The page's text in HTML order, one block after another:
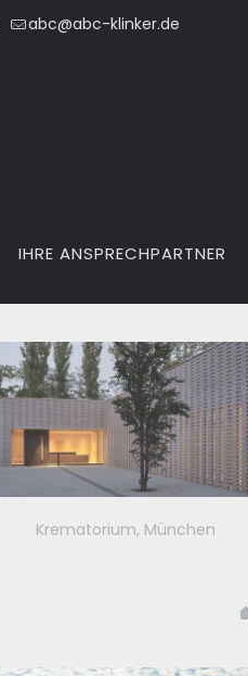
abc@abc-klinker.de
IHRE ANSPRECHPARTNER
Krematorium, München